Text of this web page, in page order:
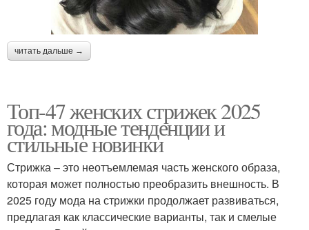
читать дальше →
Топ-47 женских стрижек 2025
года: модные тенденции и
стильные новинки
Стрижка – это неотъемлемая часть женского образа,
которая может полностью преобразить внешность. В
2025 году мода на стрижки продолжает развиваться,
предлагая как классические варианты, так и смелые